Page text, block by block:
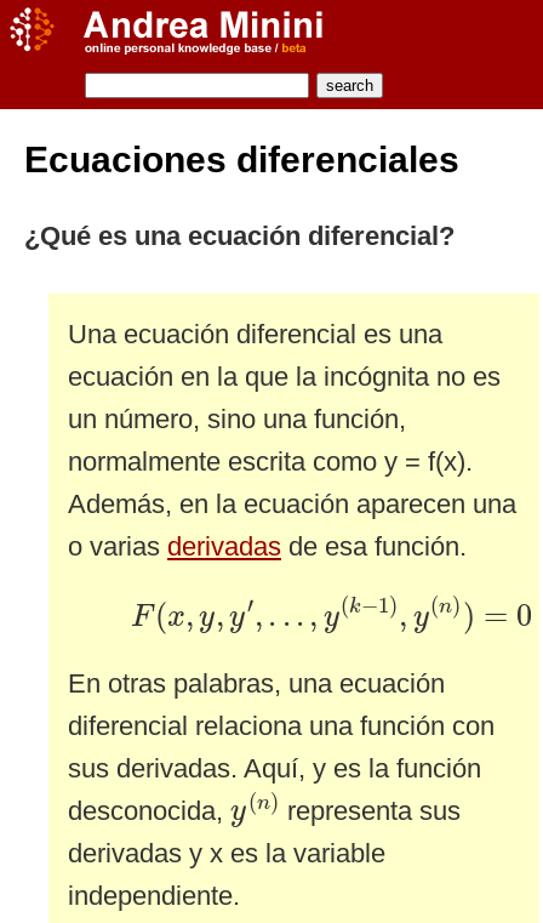
Ecuaciones diferenciales
¿Qué es una ecuación diferencial?
Una ecuación diferencial es una
ecuación en la que la incógnita no es
un número, sino una función,
normalmente escrita como y = f(x).
Además, en la ecuación aparecen una
o varias derivadas de esa función.
F(x, y, y′, . . . , y(k−1), y(n)) = 0
F y k− 1), n))=
En otras palabras, una ecuación
diferencial relaciona una función con
sus derivadas. Aquí, y es la función
desconocida, y(n)
(n)
representa sus
derivadas y x es la variable
independiente.